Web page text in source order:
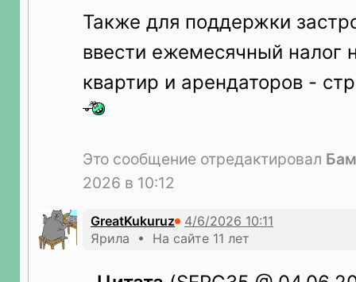
Также для поддержки
ввести ежемесячный налог
квартир и арендаторов -
Это сообщение отредактировал
2026 в 10:12
GreatKukuruz
Ярила • На сайте 11 лет